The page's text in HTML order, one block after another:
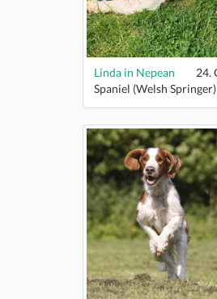
Linda in Nepean
24.
Spaniel (Welsh Springer)